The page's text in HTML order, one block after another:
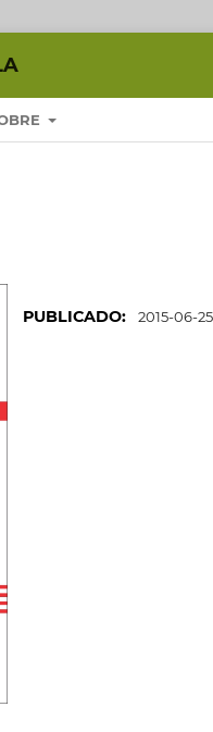
PUBLICADO: 2015-06-25